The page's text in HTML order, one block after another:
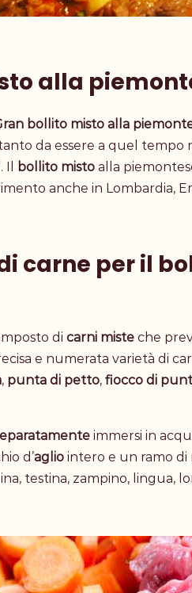
alla
bollito misto alla
da essere a quel tempo
bollito misto alla
anche in Lombardia,
carne per il
di carni miste che
e numerata varietà di
, punta di petto, fiocco di
immersi in
d’aglio intero e un ramo di
testina, zampino, lingua,